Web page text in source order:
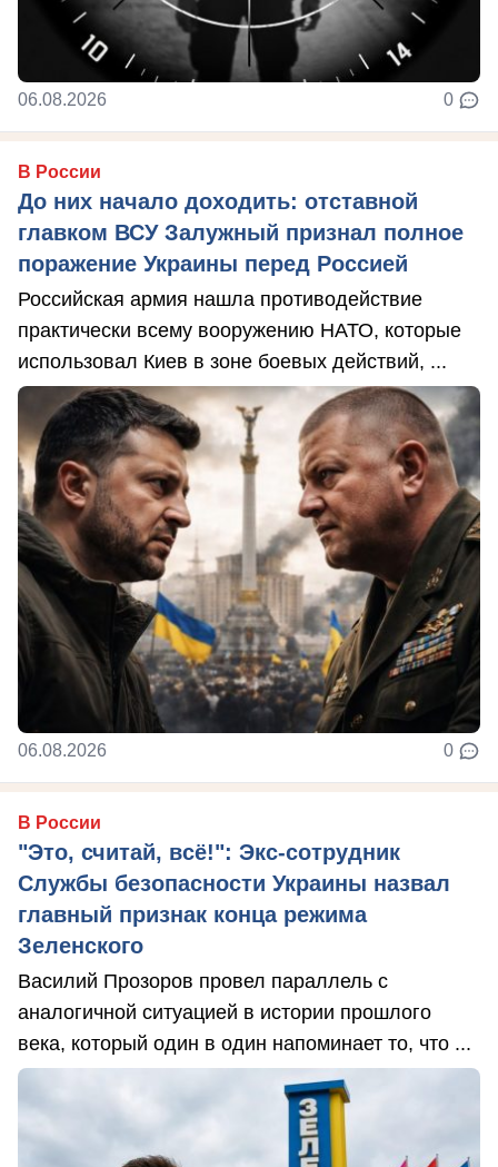
06.08.2026 0
В России
До них начало доходить: отставной
главком ВСУ Залужный признал полное
поражение Украины перед Россией
Российская армия нашла противодействие
практически всему вооружению НАТО, которые
использовал Киев в зоне боевых действий, ...
06.08.2026 0
В России
"Это, считай, всё!": Экс-сотрудник
Службы безопасности Украины назвал
главный признак конца режима
Зеленского
Василий Прозоров провел параллель с
аналогичной ситуацией в истории прошлого
века, который один в один напоминает то, что ...